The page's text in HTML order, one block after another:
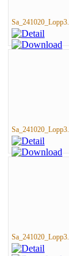
Sa_241020_Lopp3...
Sa_241020_Lopp3...
Sa_241020_Lopp3...